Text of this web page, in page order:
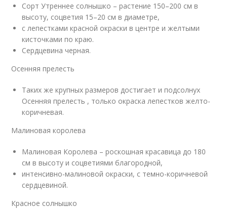
Сорт Утреннее солнышко – растение 150–200 см в
высоту, соцветия 15–20 см в диаметре,
с лепестками красной окраски в центре и желтыми
кисточками по краю.
Сердцевина черная.
Осенняя прелесть
Таких же крупных размеров достигает и подсолнух
Осенняя прелесть , только окраска лепестков желто-
коричневая.
Малиновая королева
Малиновая Королева – роскошная красавица до 180
см в высоту и соцветиями благородной,
интенсивно-малиновой окраски, с темно-коричневой
сердцевиной.
Красное солнышко